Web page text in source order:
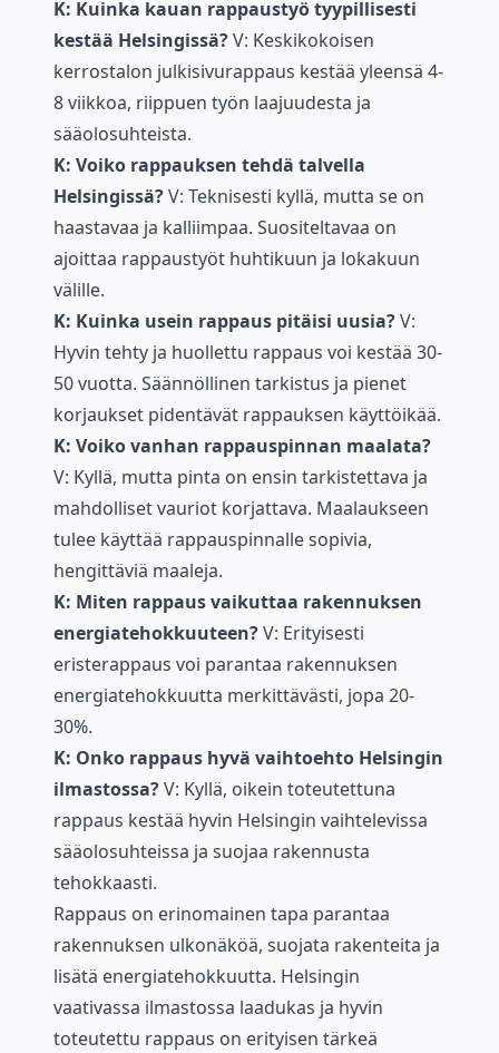
K: Kuinka kauan rappaustyö tyypillisesti
kestää Helsingissä?V: Keskikokoisen
kerrostalon julkisivurappaus kestää yleensä 4-
8 viikkoa, riippuen työn laajuudesta ja
sääolosuhteista.
K: Voiko rappauksen tehdä talvella
Helsingissä?V: Teknisesti kyllä, mutta se on
haastavaa ja kalliimpaa. Suositeltavaa on
ajoittaa rappaustyöt huhtikuun ja lokakuun
välille.
K: Kuinka usein rappaus pitäisi uusia?V:
Hyvin tehty ja huollettu rappaus voi kestää 30-
50 vuotta. Säännöllinen tarkistus ja pienet
korjaukset pidentävät rappauksen käyttöikää.
K: Voiko vanhan rappauspinnan maalata?
V: Kyllä, mutta pinta on ensin tarkistettava ja
mahdolliset vauriot korjattava. Maalaukseen
tulee käyttää rappauspinnalle sopivia,
hengittäviä maaleja.
K: Miten rappaus vaikuttaa rakennuksen
energiatehokkuuteen?V: Erityisesti
eristerappaus voi parantaa rakennuksen
energiatehokkuutta merkittävästi, jopa 20-
30%.
K: Onko rappaus hyvä vaihtoehto Helsingin
ilmastossa?V: Kyllä, oikein toteutettuna
rappaus kestää hyvin Helsingin vaihtelevissa
sääolosuhteissa ja suojaa rakennusta
tehokkaasti.
Rappaus on erinomainen tapa parantaa
rakennuksen ulkonäköä, suojata rakenteita ja
lisätä energiatehokkuutta. Helsingin
vaativassa ilmastossa laadukas ja hyvin
toteutettu rappaus on erityisen tärkeä